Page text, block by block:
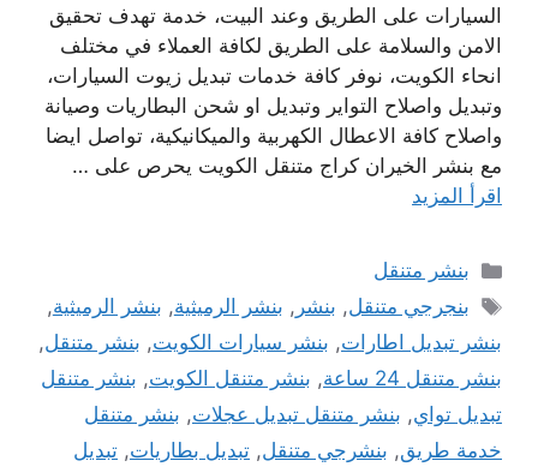
السيارات على الطريق وعند البيت، خدمة تهدف تحقيق
الامن والسلامة على الطريق لكافة العملاء في مختلف
انحاء الكويت، نوفر كافة خدمات تبديل زيوت السيارات،
وتبديل واصلاح التواير وتبديل او شحن البطاريات وصيانة
واصلاح كافة الاعطال الكهربية والميكانيكية، تواصل ايضا
مع بنشر الخيران كراج متنقل الكويت يحرص على …
اقرأ المزيد
التصنيفات
بنشر متنقل
الوسوم
بنجرجي متنقل, بنشر , بنشر الرميثية, بنشر الرميثية,
بنشر تبديل اطارات, بنشر سيارات الكويت, بنشر متنقل,
بنشر متنقل 24 ساعة
, بنشر متنقل الكويت, بنشر متنقل
تبديل تواي, بنشر متنقل تبديل عجلات, بنشر متنقل
خدمة طريق, بنشرجي متنقل, تبديل بطاريات, تبديل